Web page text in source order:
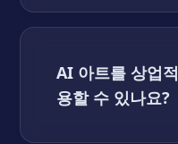
AI 아트를 상업
용할 수 있나요?